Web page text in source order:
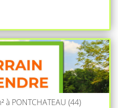
PONTCHATEAU (44)